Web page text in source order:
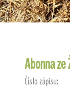
Abonna
Číslo zápisu: